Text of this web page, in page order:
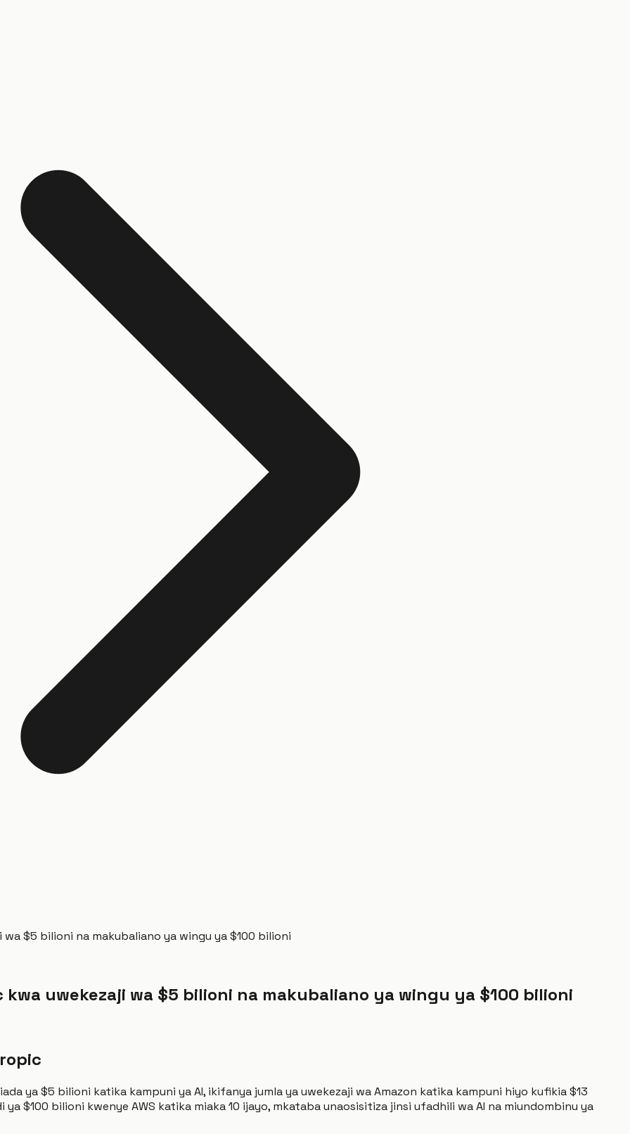
$5 bilioni na makubaliano ya wingu ya $100 bilioni
uwekezaji wa $5 bilioni na makubaliano ya wingu ya $100 bilioni
ya $5 bilioni katika kampuni ya AI, ikifanya jumla ya uwekezaji wa Amazon katika kampuni hiyo kufikia $13
$100 bilioni kwenye AWS katika miaka 10 ijayo, mkataba unaosisitiza jinsi ufadhili wa AI na miundombinu ya